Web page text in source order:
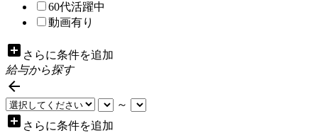
60代活躍中
動画有り
add_box さらに条件を追加
給与から探す

～
add_box さらに条件を追加